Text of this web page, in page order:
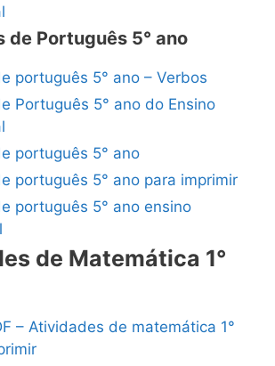
de Português 5° ano
português 5° ano – Verbos
Português 5° ano do Ensino
português 5° ano
português 5° ano para imprimir
português 5° ano ensino
de Matemática 1°
– Atividades de matemática 1°